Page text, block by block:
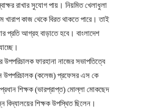
রাখার সুযোগ পায়। নিয়মিত খেলাধুলা
খারাপ কাজ থেকে বিরত থাকতে পারে। তাই
প্রতি আগ্রহ বাড়াতে হবে। বাংলাদেশ
উপপরিচালক ফারহানা নাজের সভাপতিত্বে
উপপরিচালক (কলেজ) প্রফেসর এস কে
শিক্ষক (ভারপ্রাপ্ত) মোল্লা মোকছেদ
বিদ্যালয়ের শিক্ষক উপস্থিত ছিলেন।